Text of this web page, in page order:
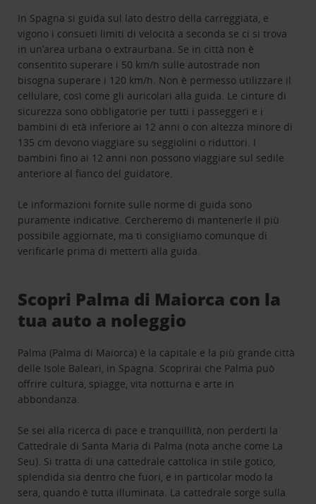
In Spagna si guida sul lato destro della carreggiata, e
vigono i consueti limiti di velocità a seconda se ci si trova
in un’area urbana o extraurbana. Se in città non è
consentito superare i 50 km/h sulle autostrade non
bisogna superare i 120 km/h. Non è permesso utilizzare il
cellulare, così come gli auricolari alla guida. Le cinture di
sicurezza sono obbligatorie per tutti i passeggeri e i
bambini di età inferiore ai 12 anni o con altezza minore di
135 cm devono viaggiare su seggiolini o riduttori. I
bambini fino ai 12 anni non possono viaggiare sul sedile
anteriore al fianco del guidatore.
Le informazioni fornite sulle norme di guida sono
puramente indicative. Cercheremo di mantenerle il più
possibile aggiornate, ma ti consigliamo comunque di
verificarle prima di metterti alla guida.
Scopri Palma di Maiorca con la
tua auto a noleggio
Palma (Palma di Maiorca) è la capitale e la più grande città
delle Isole Baleari, in Spagna. Scoprirai che Palma può
offrire cultura, spiagge, vita notturna e arte in
abbondanza.
Se sei alla ricerca di pace e tranquillità, non perderti la
Cattedrale di Santa Maria di Palma (nota anche come La
Seu). Si tratta di una cattedrale cattolica in stile gotico,
splendida sia dentro che fuori, e in particolar modo la
sera, quando è tutta illuminata. La cattedrale sorge sulla